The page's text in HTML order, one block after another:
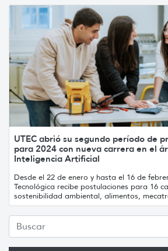
UTEC abrió su segundo período de
para 2024 con nueva carrera en el
Inteligencia Artificial
Desde el 22 de enero y hasta el 16 de
Tecnológica recibe postulaciones para 16
sostenibilidad ambiental, alimentos,